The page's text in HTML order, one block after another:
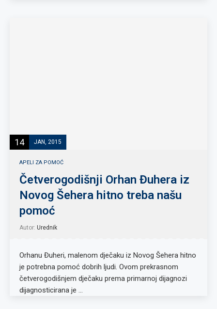
14 JAN, 2015
APELI ZA POMOĆ
Četverogodišnji Orhan Đuhera iz
Novog Šehera hitno treba našu
pomoć
Autor: Urednik
Orhanu Đuheri, malenom dječaku iz Novog Šehera hitno
je potrebna pomoć dobrih ljudi. Ovom prekrasnom
četverogodišnjem dječaku prema primarnoj dijagnozi
dijagnosticirana je …